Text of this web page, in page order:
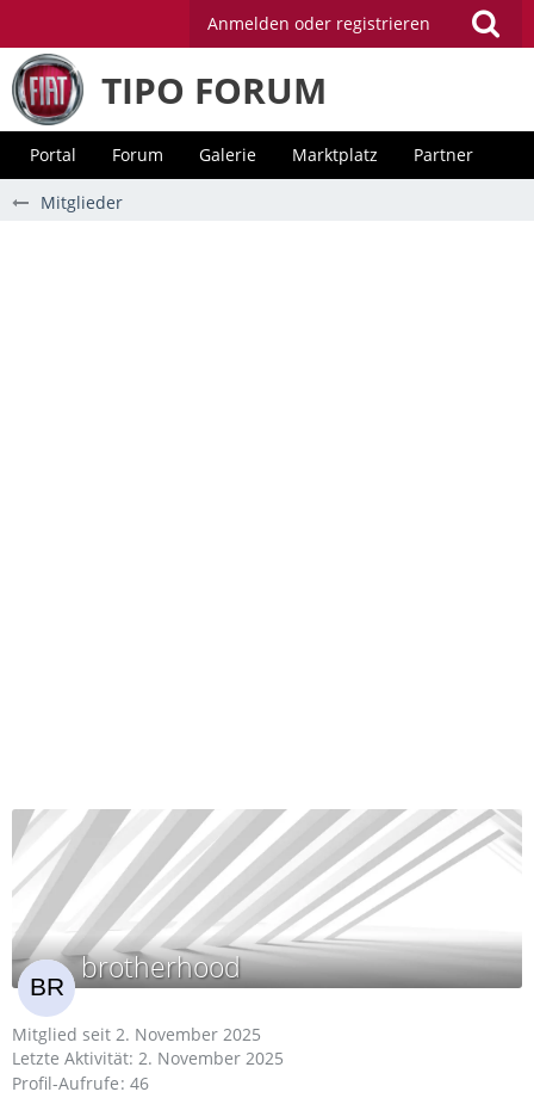
Anmelden oder registrieren
TIPO FORUM
Portal Forum Galerie Marktplatz Partner
Mitglieder
brotherhood
Mitglied seit 2. November 2025
Letzte Aktivität: 2. November 2025
Profil-Aufrufe 46